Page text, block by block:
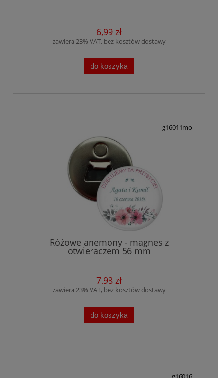
6,99 zł
zawiera 23% VAT, bez kosztów dostawy
do koszyka
g16011mo
Różowe anemony - magnes z
otwieraczem 56 mm
7,98 zł
zawiera 23% VAT, bez kosztów dostawy
do koszyka
g16016